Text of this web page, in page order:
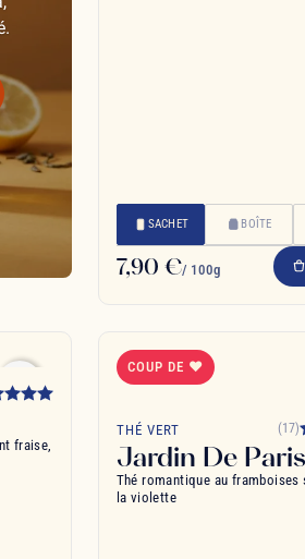
SACHET BOÎTE
7,90 €/ 100g
favorite_border
fraise,
COUP DE ❤
THÉ VERT (17)
Jardin De Paris
Thé romantique au framboises
la violette